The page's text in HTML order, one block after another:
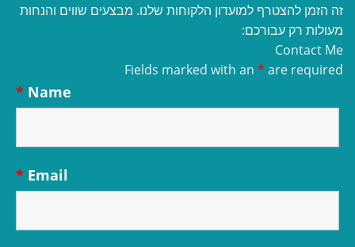
זה הזמן להצטרף למועדון הלקוחות שלנו. מבצעים שווים והנחות
מעולות רק עבורכם:
Contact Me
Fields marked with an * are required
Name
*
Email
*